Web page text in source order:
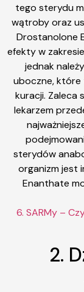
tego sterydu
wątroby oraz
Drostanolone
efekty w
jednak
uboczne, które
kuracji. Zaleca
lekarzem
sterydów
organizm jest
Enanthate
6. SARMy –
2.